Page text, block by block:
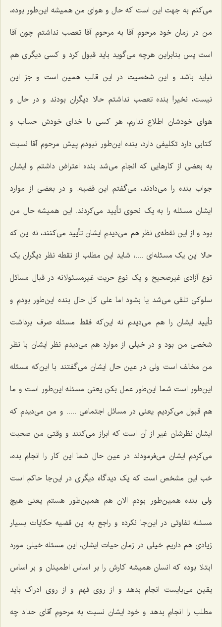
می‌کنم به جهت این است که حال و هوای من همیشه این‌طور بوده،
من در زمان خود مرحوم آقا به مرحوم آقا تعصب نداشتم چون آقا
است پس بنابراین هرچه می‌گوید باید قبول کرد و کسی دیگری هم
نباید باشد و این شخصیت در این قالب همین است و جز این
نیست، نخیر! بنده تعصب نداشتم حالا دیگران بودند و در حال و
هوای خودشان اطلاع ندارم، هر کسی با خدای خودش حساب و
کتابی دارد تکلیفی دارد، بنده این‌طور نبودم پیش مرحوم آقا نسبت
به بعضی از کارهایی که انجام می‌شد بنده اعتراض داشتم و ایشان
جواب بنده را می‌دادند، می‌گفتم این قضیه. و در بعضی از موارد
ایشان مسئله را به یک نحوی تأیید می‌کردند. این همیشه حال من
بود و از این نقطه‌ی نظر هم می‌دیدم ایشان تأیید می‌کنند، نه این که
حالا این یک مسئله‌ای ....، شاید این مطلب از نقطه نظر دیگران یک
نوع آزادی غیرصحیح و یک نوع حریت غیرمسئولانه در قبال مسائل
سلوکی تلقی می‌شد یا بشود اما علی کل حال بنده این‌طور بودم و
تأیید ایشان را هم می‌دیدم نه این‌که فقط مسئله صرف برداشت
شخصی من بود و در خیلی از موارد هم می‌دیدم نظر ایشان با نظر
من مخالف است ولی در عین حال ایشان می‌گفتند با این‌که مسئله
این‌طور است شما این‌طور عمل بکن یعنی مسئله این‌طور است و ما
هم قبول می‌کردیم یعنی در مسائل اجتماعی ..... و من می‌دیدم که
ایشان نظرشان غیر از آن است که ابراز می‌کنند و وقتی من صحبت
می‌کردم ایشان می‌فرمودند در عین حال شما این کار را انجام بده،
خب این مشخص است که یک دیدگاه دیگری در این‌جا حاکم است
ولی بنده همین‌طور بودم الان هم همین‌طور هستم یعنی هیچ
مسئله تفاوتی در این‌جا نکرده و راجع به این قضیه حکایات بسیار
زیادی هم داریم خیلی در زمان حیات ایشان، این مسئله خیلی مورد
ابتلا بوده که انسان همیشه کارش را بر اساس اطمینان و بر اساس
یقین می‌بایست انجام بدهد و از روی فهم و از روی ادراک باید
مطلب را انجام بدهد و خود ایشان نسبت به مرحوم آقای حداد چه